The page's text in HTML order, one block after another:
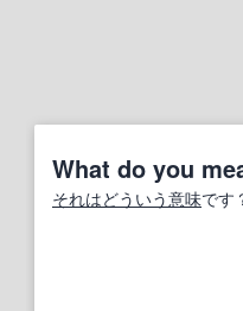
What do you
それはどういう意味です